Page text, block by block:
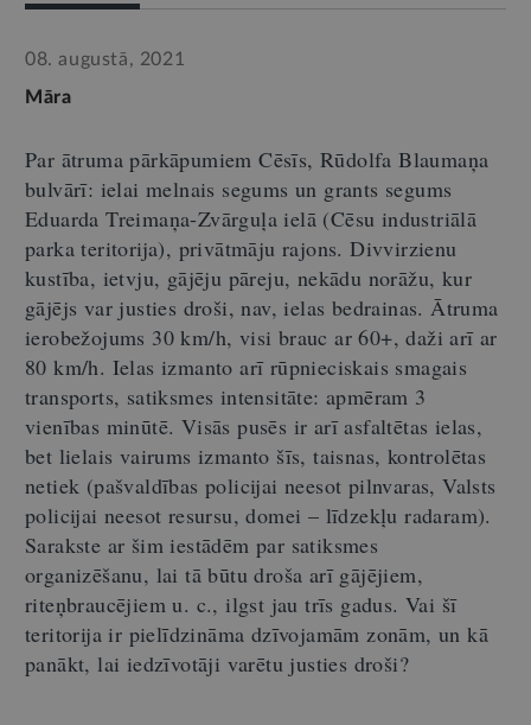
08. augustā, 2021
Māra
Par ātruma pārkāpumiem Cēsīs, Rūdolfa Blaumaņa
bulvārī: ielai melnais segums un grants segums
Eduarda Treimaņa-Zvārguļa ielā (Cēsu industriālā
parka teritorija), privātmāju rajons. Divvirzienu
kustība, ietvju, gājēju pāreju, nekādu norāžu, kur
gājējs var justies droši, nav, ielas bedrainas. Ātruma
ierobežojums 30 km/h, visi brauc ar 60+, daži arī ar
80 km/h. Ielas izmanto arī rūpnieciskais smagais
transports, satiksmes intensitāte: apmēram 3
vienības minūtē. Visās pusēs ir arī asfaltētas ielas,
bet lielais vairums izmanto šīs, taisnas, kontrolētas
netiek (pašvaldības policijai neesot pilnvaras, Valsts
policijai neesot resursu, domei – līdzekļu radaram).
Sarakste ar šim iestādēm par satiksmes
organizēšanu, lai tā būtu droša arī gājējiem,
riteņbraucējiem u. c., ilgst jau trīs gadus. Vai šī
teritorija ir pielīdzināma dzīvojamām zonām, un kā
panākt, lai iedzīvotāji varētu justies droši?